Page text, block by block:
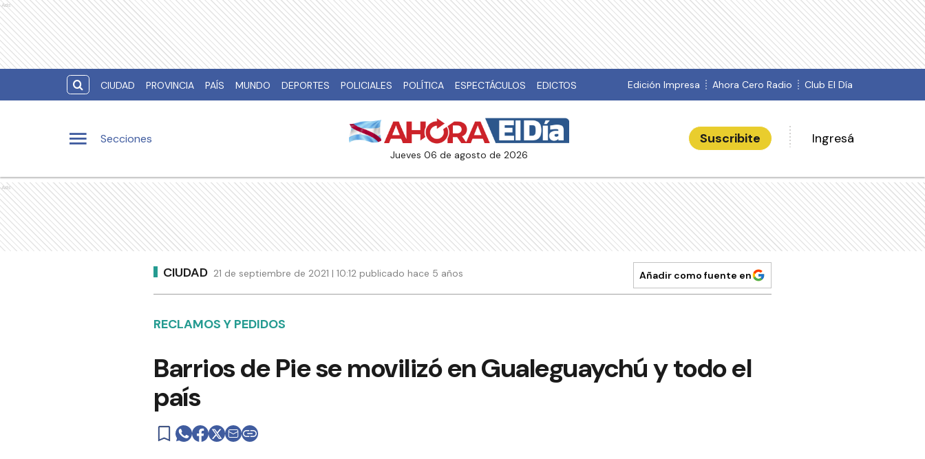
Ads
CIUDAD PROVINCIA PAÍS MUNDO DEPORTES POLICIALES POLÍTICA ESPECTÁCULOS EDICTOS Edición Impresa Ahora Cero Radio Club El Día
Secciones
jueves 06 de agosto de 2026
Suscribite Ingresá
Ads
CIUDAD 21 de septiembre de 2021 | 10:12 publicado hace 5 años Añadir como fuente en
RECLAMOS Y PEDIDOS
Barrios de Pie se movilizó en Gualeguaychú y todo el
país